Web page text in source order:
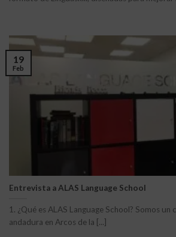
Entrevista a ALAS Language School
1. ¿Qué es ALAS Language School? Somos
andadura en Arcos de la [...]
19
Feb